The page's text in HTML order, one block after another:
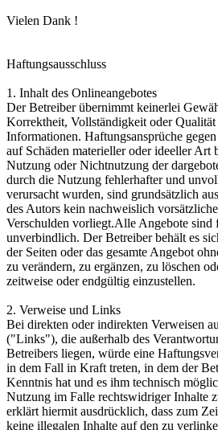
Vielen Dank !
Haftungsausschluss
1. Inhalt des Onlineangebotes
Der Betreiber übernimmt keinerlei
Korrektheit, Vollständigkeit oder Qualität
Informationen. Haftungsansprüche
auf Schäden materieller oder ideeller Art
Nutzung oder Nichtnutzung der
durch die Nutzung fehlerhafter und
verursacht wurden, sind grundsätzlich
des Autors kein nachweislich
Verschulden vorliegt.Alle Angebote sind
unverbindlich. Der Betreiber behält es
der Seiten oder das gesamte Angebot
zu verändern, zu ergänzen, zu löschen
zeitweise oder endgültig einzustellen.
2. Verweise und Links
Bei direkten oder indirekten Verweisen
("Links"), die außerhalb des
Betreibers liegen, würde eine
in dem Fall in Kraft treten, in dem der
Kenntnis hat und es ihm technisch
Nutzung im Falle rechtswidriger Inhalte
erklärt hiermit ausdrücklich, dass zum
keine illegalen Inhalte auf den zu